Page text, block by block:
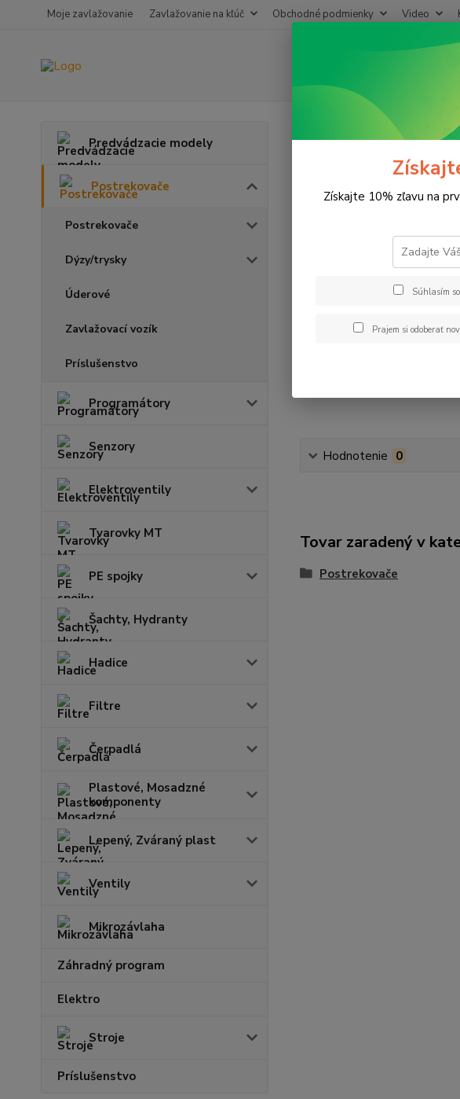
Moje zavlažovanie Zavlažovanie na kľúč Obchodné podmienky Video
Predvádzacie modely
Postrekovače
Postrekovače
Dýzy/trysky
Úderové
Zavlažovací vozík
Príslušenstvo
Programátory
Senzory
Elektroventily
Tvarovky MT
PE spojky
Šachty, Hydranty
Hadice
Filtre
Čerpadlá
Plastové, Mosadzné
komponenty
Lepený, Zváraný plast
Ventily
Mikrozávlaha
Záhradný program
Elektro
Stroje
Príslušenstvo
Postrekovače
SWING
Hodnotenie 0
Tovar zaradený v
Postrekovače
Získajte 10% zľavu na
Súhlasím so
Prajem si odoberať